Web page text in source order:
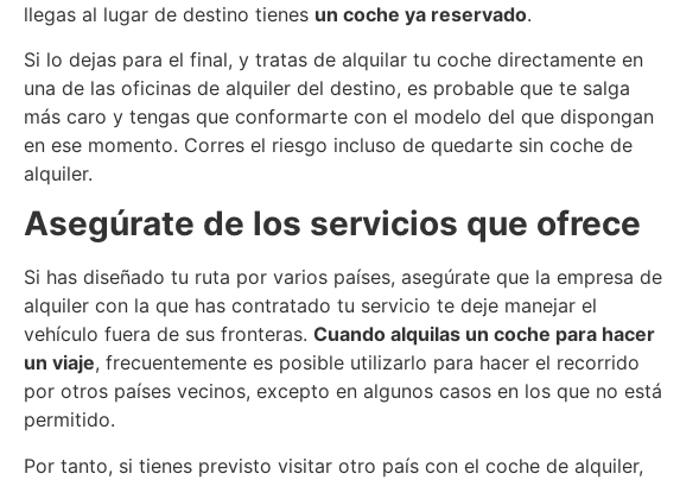
llegas al lugar de destino tienes un coche ya reservado.
Si lo dejas para el final, y tratas de alquilar tu coche directamente en
una de las oficinas de alquiler del destino, es probable que te salga
más caro y tengas que conformarte con el modelo del que dispongan
en ese momento. Corres el riesgo incluso de quedarte sin coche de
alquiler.
Asegúrate de los servicios que ofrece
Si has diseñado tu ruta por varios países, asegúrate que la empresa de
alquiler con la que has contratado tu servicio te deje manejar el
vehículo fuera de sus fronteras. Cuando alquilas un coche para hacer
un viaje, frecuentemente es posible utilizarlo para hacer el recorrido
por otros países vecinos, excepto en algunos casos en los que no está
permitido.
Por tanto, si tienes previsto visitar otro país con el coche de alquiler,